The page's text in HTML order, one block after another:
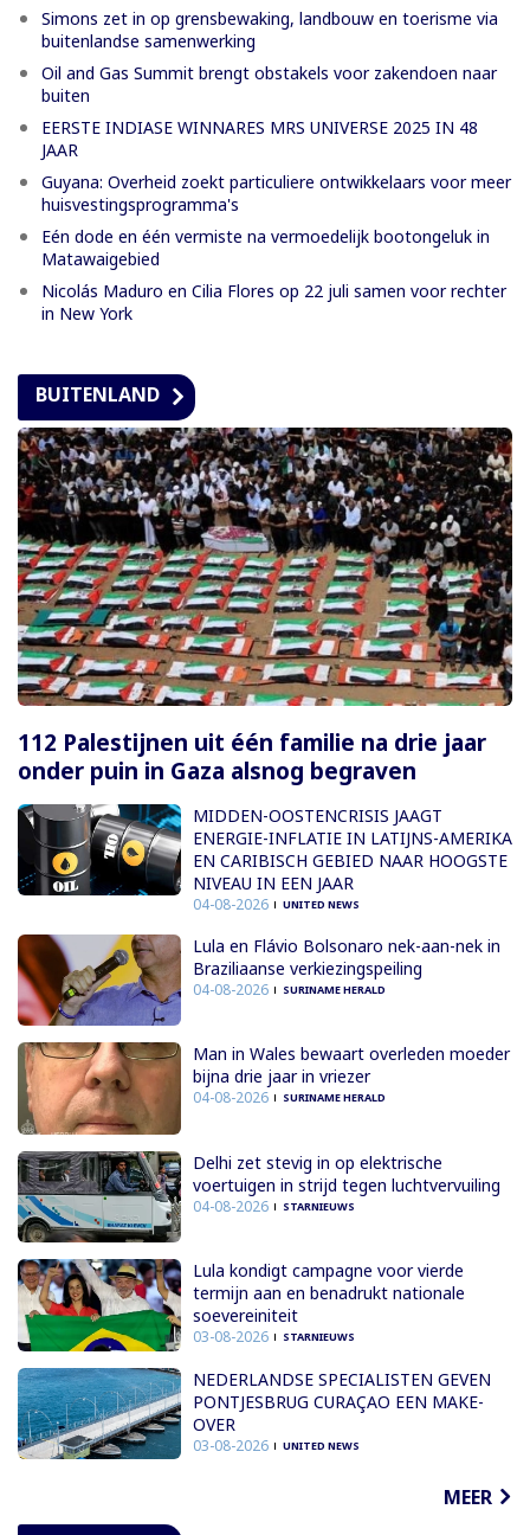
Simons zet in op grensbewaking, landbouw en toerisme via
buitenlandse samenwerking
Oil and Gas Summit brengt obstakels voor zakendoen naar
buiten
EERSTE INDIASE WINNARES MRS UNIVERSE 2025 IN 48
JAAR
Guyana: Overheid zoekt particuliere ontwikkelaars voor meer
huisvestingsprogramma's
Eén dode en één vermiste na vermoedelijk bootongeluk in
Matawaigebied
Nicolás Maduro en Cilia Flores op 22 juli samen voor rechter
in New York
BUITENLAND
112 Palestijnen uit één familie na drie jaar
onder puin in Gaza alsnog begraven
MIDDEN-OOSTENCRISIS JAAGT
ENERGIE-INFLATIE IN LATIJNS-AMERIKA
EN CARIBISCH GEBIED NAAR HOOGSTE
NIVEAU IN EEN JAAR
04-08-2026 UNITED NEWS
Lula en Flávio Bolsonaro nek-aan-nek in
Braziliaanse verkiezingspeiling
04-08-2026 SURINAME HERALD
Man in Wales bewaart overleden moeder
bijna drie jaar in vriezer
04-08-2026 SURINAME HERALD
Delhi zet stevig in op elektrische
voertuigen in strijd tegen luchtvervuiling
04-08-2026 STARNIEUWS
Lula kondigt campagne voor vierde
termijn aan en benadrukt nationale
soevereiniteit
03-08-2026 STARNIEUWS
NEDERLANDSE SPECIALISTEN GEVEN
PONTJESBRUG CURAÇAO EEN MAKE-
OVER
03-08-2026 UNITED NEWS
MEER